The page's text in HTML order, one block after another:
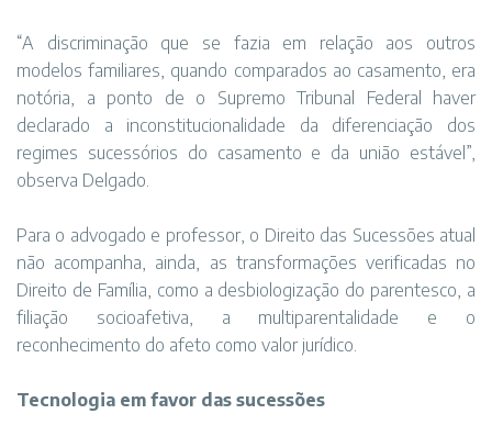
“A discriminação que se fazia em relação aos outros
modelos familiares, quando comparados ao casamento, era
notória, a ponto de o Supremo Tribunal Federal haver
declarado a inconstitucionalidade da diferenciação dos
regimes sucessórios do casamento e da união estável”,
observa Delgado.
Para o advogado e professor, o Direito das Sucessões atual
não acompanha, ainda, as transformações verificadas no
Direito de Família, como a desbiologização do parentesco, a
filiação socioafetiva, a multiparentalidade e o
reconhecimento do afeto como valor jurídico.
Tecnologia em favor das sucessões